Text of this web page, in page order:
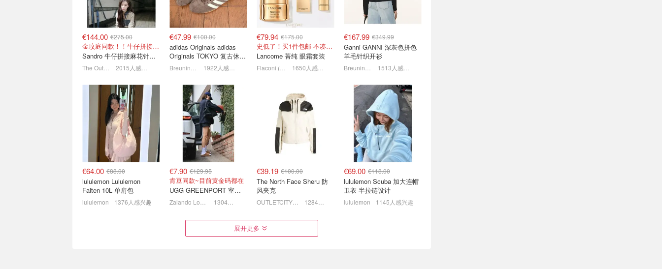
💝七夕礼物别只会送花🌹这
些时尚单品收到真的会开
saucony 索康尼 百年专业
只为跑步🏃‍♀️KINVARA 16
跑鞋仅€62
3折起！粉色德训鞋€52
The North Face 官网奥莱
区 抄底爆款3合1、冲锋
衣、羽绒等
麦琴根打折村 清仓升级 抄
底小剪刀✂️、麦昆、YSL、
Barbour等
adidas 官网奥莱区 捡漏德
训鞋、牛仔单肩包、Liberty
FOOTSHOP 夏日男女鞋上
新盘点 黑武士运动鞋 €108
€144.00 €275.00
金玟庭同款！！牛仔拼接超有层次感
Sandro 牛仔拼接麻花针织夹克
€47.99 €100.00
adidas Originals adidas
Originals TOKYO 复古休闲
鞋 深棕色
1922人感兴趣
€79.94 €175.00
史低了！买1件包邮 不凑单！
Lancome 菁纯 眼霜套装
€167.99 €349.99
Ganni GANNI 深灰色拼色
羊毛针织开衫
1513人感兴趣
€64.00 €88.00
lululemon Lululemon
Falten 10L 单肩包
lululemon 1376人感兴趣
€7.90 €129.95
肯豆同款~目前黄金码都在
UGG GREENPORT 室内拖鞋 棕色
€39.19 €100.00
The North Face Sheru 防
风夹克
€69.00 €118.00
lululemon Scuba 加大连帽
卫衣 半拉链设计
lululemon 1145人感兴趣
展开更多